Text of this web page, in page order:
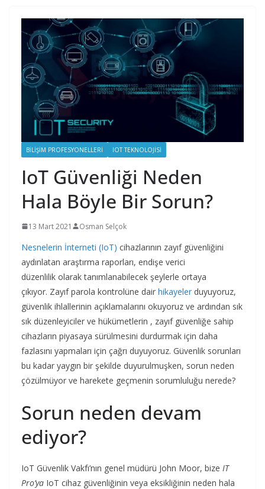
BILIŞIM PROFESYONELLERI IOT TEKNOLOJISI
IoT Güvenliği Neden
Hala Böyle Bir Sorun?
13 Mart 2021 Osman Selçok
Nesnelerin İnterneti (IoT) cihazlarının zayıf güvenliğini
aydınlatan araştırma raporları, endişe verici
düzenlilik olarak tanımlanabilecek şeylerle ortaya
çıkıyor. Zayıf parola kontrolüne dair hikayeler duyuyoruz,
güvenlik ihlallerinin açıklamalarını okuyoruz ve ardından sık
sık düzenleyiciler ve hükümetlerin , zayıf güvenliğe sahip
cihazların piyasaya sürülmesini durdurmak için daha
fazlasını yapmaları için çağrı duyuyoruz. Güvenlik sorunları
bu kadar yaygın bir şekilde duyurulmuşken, sorun neden
çözülmüyor ve harekete geçmenin sorumluluğu nerede?
Sorun neden devam
ediyor?
IoT Güvenlik Vakfı’nın genel müdürü John Moor, bize IT
Pro’ya IoT cihaz güvenliğinin veya eksikliğinin neden hala